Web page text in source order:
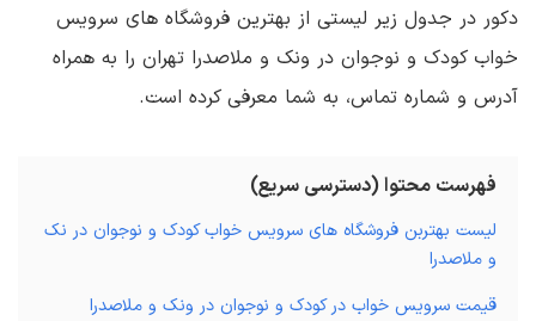
دکور در جدول زیر لیستی از بهترین فروشگاه های سرویس
خواب کودک و نوجوان در ونک و ملاصدرا تهران را به همراه
آدرس و شماره تماس، به شما معرفی کرده است.
فهرست محتوا (دسترسی سریع)
لیست بهتربن فروشگاه های سرویس خواب کودک و نوجوان در نک
و ملاصدرا
قیمت سرویس خواب در کودک و نوجوان در ونک و ملاصدرا